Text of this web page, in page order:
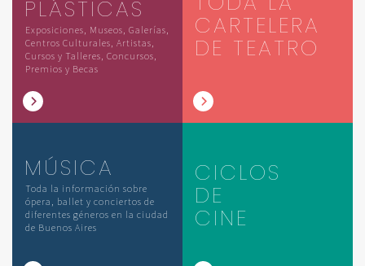
PLÁSTICAS
Exposiciones, Museos, Galerías,
Centros Culturales, Artistas,
Cursos y Talleres, Concursos,
Premios y Becas
CARTELERA
DE TEATRO
MÚSICA
Toda la información sobre
ópera, ballet y conciertos de
diferentes géneros en la ciudad
de Buenos Aires
CICLOS
DE
CINE